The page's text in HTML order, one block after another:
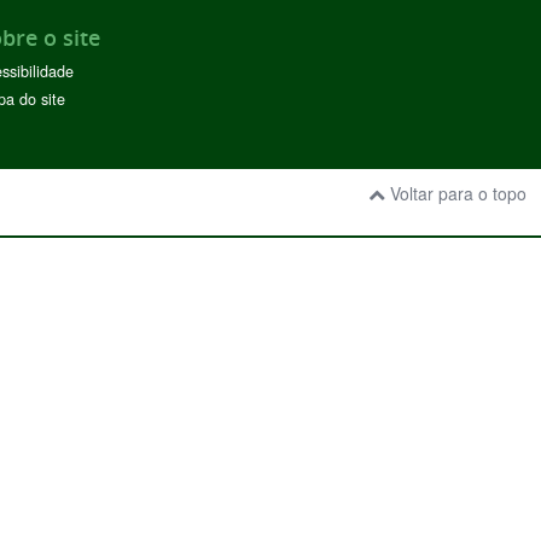
o site
do site
Voltar para o topo